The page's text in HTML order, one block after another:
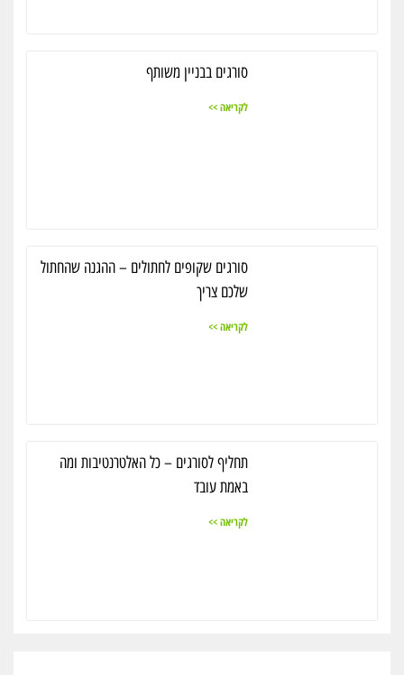
סורגים בבניין משותף
לקריאה >>
סורגים שקופים לחתולים – ההגנה שהחתול
שלכם צריך
לקריאה >>
תחליף לסורגים – כל האלטרנטיבות ומה
באמת עובד
לקריאה >>